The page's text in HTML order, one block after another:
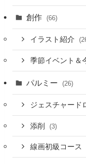
創作 (66)
イラスト紹介
季節イベント＆
パルミー (26)
ジェスチャード
添削 (3)
線画初級コース